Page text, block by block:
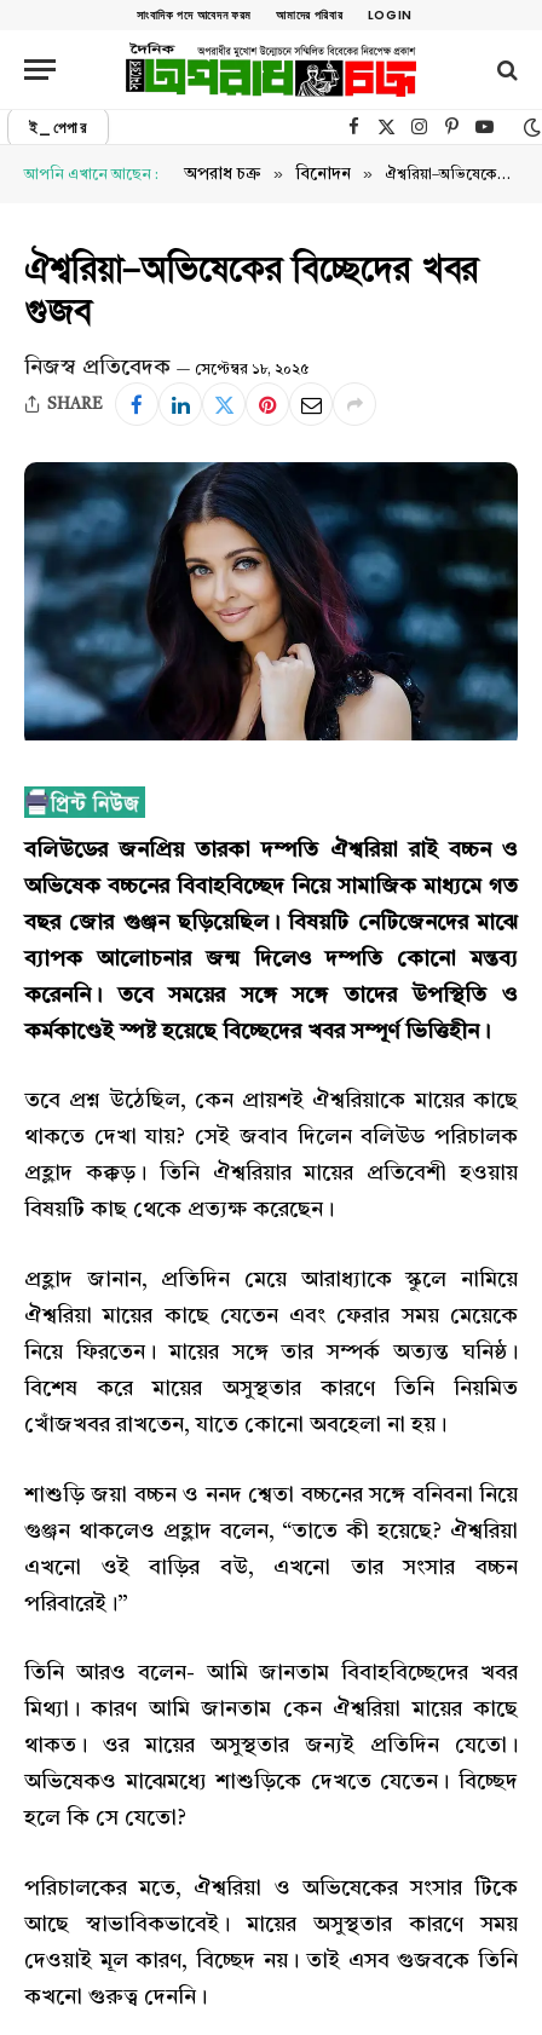
সাংবাদিক পদে আবেদন ফরম আমাদের পরিবার LOGIN
ই_পেপার Facebook
X (Twitter)Instagram
Pinterest
আপনি এখানে আছেন : অপরাধ চক্র » বিনোদন » ঐশ্বরিয়া–অভিষেকের বিচ্ছেদের খবর গুজব
ঐশ্বরিয়া–অভিষেকের বিচ্ছেদের খবর
গুজব
নিজস্ব প্রতিবেদক সেপ্টেম্বর ১৮, ২০২৫
SHARE
বলিউডের জনপ্রিয় তারকা দম্পতি ঐশ্বরিয়া রাই বচ্চন ও
অভিষেক বচ্চনের বিবাহবিচ্ছেদ নিয়ে সামাজিক মাধ্যমে গত
বছর জোর গুঞ্জন ছড়িয়েছিল। বিষয়টি নেটিজেনদের মাঝে
ব্যাপক আলোচনার জন্ম দিলেও দম্পতি কোনো মন্তব্য
করেননি। তবে সময়ের সঙ্গে সঙ্গে তাদের উপস্থিতি ও
কর্মকাণ্ডেই স্পষ্ট হয়েছে বিচ্ছেদের খবর সম্পূর্ণ ভিত্তিহীন।
তবে প্রশ্ন উঠেছিল, কেন প্রায়শই ঐশ্বরিয়াকে মায়ের কাছে
থাকতে দেখা যায়? সেই জবাব দিলেন বলিউড পরিচালক
প্রহ্লাদ কক্কড়। তিনি ঐশ্বরিয়ার মায়ের প্রতিবেশী হওয়ায়
বিষয়টি কাছ থেকে প্রত্যক্ষ করেছেন।
প্রহ্লাদ জানান, প্রতিদিন মেয়ে আরাধ্যাকে স্কুলে নামিয়ে
ঐশ্বরিয়া মায়ের কাছে যেতেন এবং ফেরার সময় মেয়েকে
নিয়ে ফিরতেন। মায়ের সঙ্গে তার সম্পর্ক অত্যন্ত ঘনিষ্ঠ।
বিশেষ করে মায়ের অসুস্থতার কারণে তিনি নিয়মিত
খোঁজখবর রাখতেন, যাতে কোনো অবহেলা না হয়।
শাশুড়ি জয়া বচ্চন ও ননদ শ্বেতা বচ্চনের সঙ্গে বনিবনা নিয়ে
গুঞ্জন থাকলেও প্রহ্লাদ বলেন, “তাতে কী হয়েছে? ঐশ্বরিয়া
এখনো ওই বাড়ির বউ, এখনো তার সংসার বচ্চন
পরিবারেই।”
তিনি আরও বলেন- আমি জানতাম বিবাহবিচ্ছেদের খবর
মিথ্যা। কারণ আমি জানতাম কেন ঐশ্বরিয়া মায়ের কাছে
থাকত। ওর মায়ের অসুস্থতার জন্যই প্রতিদিন যেতো।
অভিষেকও মাঝেমধ্যে শাশুড়িকে দেখতে যেতেন। বিচ্ছেদ
হলে কি সে যেতো?
পরিচালকের মতে, ঐশ্বরিয়া ও অভিষেকের সংসার টিকে
আছে স্বাভাবিকভাবেই। মায়ের অসুস্থতার কারণে সময়
দেওয়াই মূল কারণ, বিচ্ছেদ নয়। তাই এসব গুজবকে তিনি
কখনো গুরুত্ব দেননি।